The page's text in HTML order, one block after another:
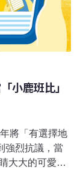
小鹿班比」
將「有選擇地
強烈抗議，當
大大的可愛小